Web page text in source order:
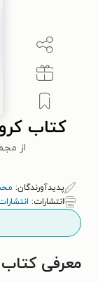
کتاب
از
پدیدآورندگان:
انتشارات:
معرفی